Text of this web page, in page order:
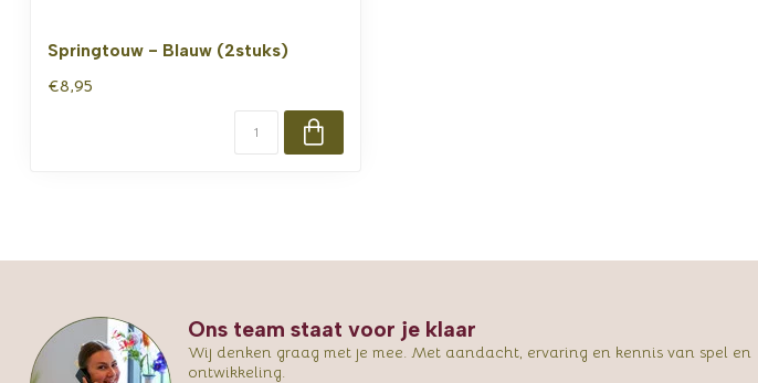
Springtouw - Blauw (2stuks)
€8,95
Ons team staat voor je klaar
Wij denken graag met je mee. Met aandacht, ervaring en kennis van spel en
ontwikkeling.